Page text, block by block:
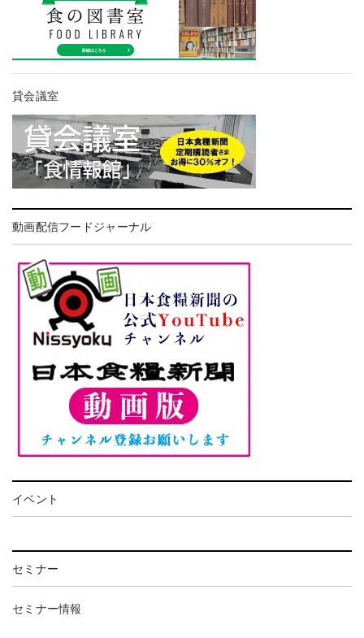
貸会議室
動画配信フードジャーナル
イベント
セミナー
セミナー情報